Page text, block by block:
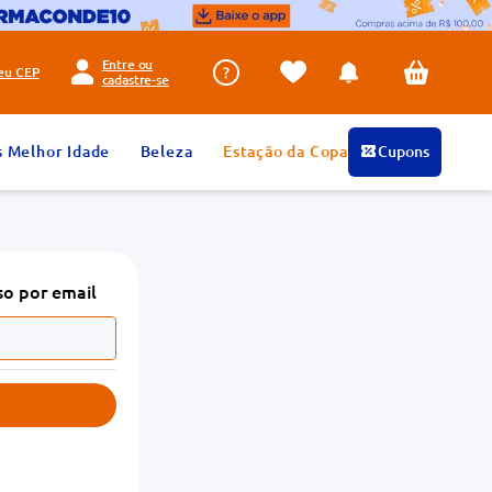
CEP
Entre ou
cadastre-se
Melhor Idade Beleza Estação da Copa Cupons
por email